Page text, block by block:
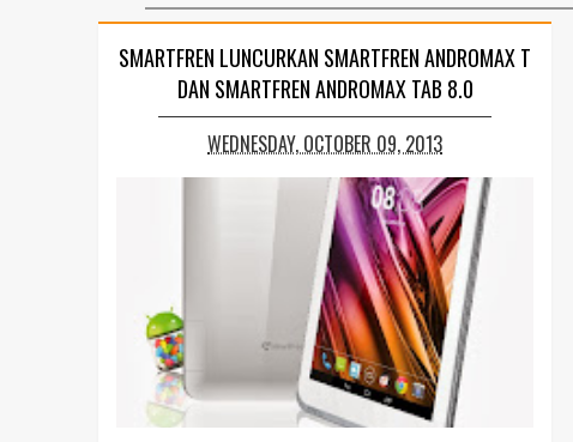
SMARTFREN LUNCURKAN SMARTFREN ANDROMAX T
DAN SMARTFREN ANDROMAX TAB 8.0
WEDNESDAY, OCTOBER 09, 2013